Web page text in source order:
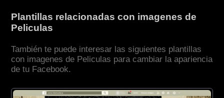
Plantillas relacionadas con imagenes de
Peliculas
También te puede interesar las siguientes plantillas
con imagenes de Peliculas para cambiar la apariencia
de tu Facebook.